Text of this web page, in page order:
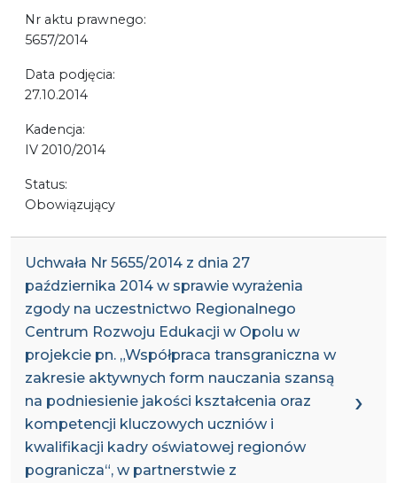
Nr aktu prawnego:
5657/2014
Data podjęcia:
27.10.2014
Kadencja:
IV 2010/2014
Status:
Obowiązujący
Uchwała Nr 5655/2014 z dnia 27
października 2014 w sprawie wyrażenia
zgody na uczestnictwo Regionalnego
Centrum Rozwoju Edukacji w Opolu w
projekcie pn. „Współpraca transgraniczna w
zakresie aktywnych form nauczania szansą
na podniesienie jakości kształcenia oraz
kompetencji kluczowych uczniów i
kwalifikacji kadry oświatowej regionów
pogranicza“, w partnerstwie z